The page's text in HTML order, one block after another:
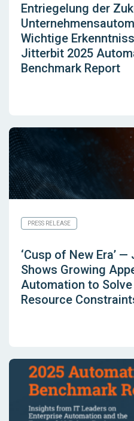
Entriegelung der
Wichtige
Jitterbit 2025
Benchmark Report
PRESS RELEASE
‘Cusp of New Era’
Shows Growing
Automation to Solve
Resource